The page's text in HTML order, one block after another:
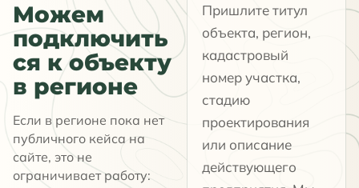
Можем
подключить
ся к объекту
в регионе
Если в регионе пока нет
публичного кейса на
сайте, это не
ограничивает работу:
Пришлите титул
объекта, регион,
кадастровый
номер участка,
стадию
проектирования
или описание
действующего